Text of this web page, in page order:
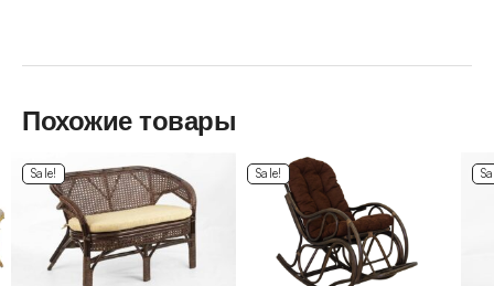
Похожие товары
Sale! Sale!